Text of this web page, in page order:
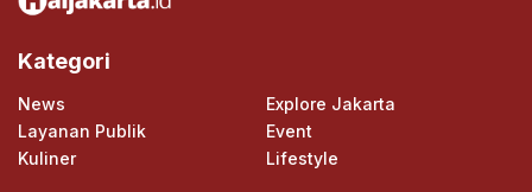
Kategori
News
Explore Jakarta
Layanan Publik
Event
Kuliner
Lifestyle